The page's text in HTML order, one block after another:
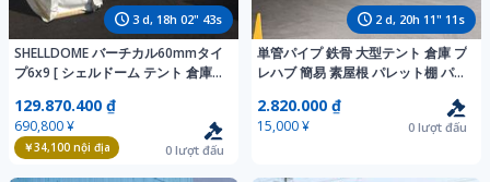
3 d, 18h 02" 41s
SHELLDOME バーチカル60mmタイ
プ6x9 [ シェルドーム テント 倉庫
129.870.400 ₫
690,800 ¥
￥34,100nội địa 0 lượt đấu
2 d, 20h 11" 09 s
単管パイプ 鉄骨 大型テント 倉庫 プ
レハブ 簡易 素屋根 パレット棚 パレ
2.820.000 ₫
15,000 ¥ 0 lượt đấu